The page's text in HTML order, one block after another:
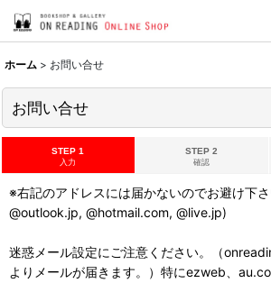
ホーム > お問い合せ
お問い合せ
STEP 1
入力
STEP 2
確認
※右記のアドレスには届かないのでお避け下
@outlook.jp, @hotmail.com, @live.jp)
迷惑メール設定にご注意ください。（
よりメールが届きます。）特にezweb、